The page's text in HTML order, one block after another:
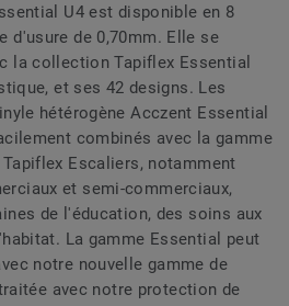
U4 est disponible en 8
d'usure de 0,70mm. Elle se
la collection Tapiflex Essential
et ses 42 designs. Les
hétérogène Acczent Essential
combinés avec la gamme
Escaliers, notamment
et semi-commerciaux,
de l'éducation, des soins aux
La gamme Essential peut
notre nouvelle gamme de
avec notre protection de